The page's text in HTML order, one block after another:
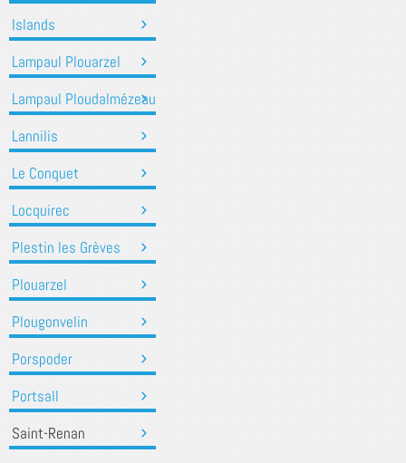
Islands
Lampaul Plouarzel
Lampaul Ploudalmézeau
Lannilis
Le Conquet
Locquirec
Plestin les Grèves
Plouarzel
Plougonvelin
Porspoder
Portsall
Saint-Renan